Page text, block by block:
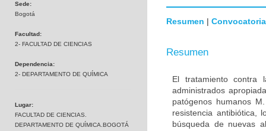
Sede:
Bogotá
Facultad:
2- FACULTAD DE CIENCIAS
Dependencia:
2- DEPARTAMENTO DE QUÍMICA
Lugar:
FACULTAD DE CIENCIAS.
DEPARTAMENTO DE QUÍMICA.BOGOTÁ
Resumen | Convocatoria
Resumen
El tratamiento contra
administrados
patógenos humanos
resistencia antibiótica,
búsqueda de nuevas